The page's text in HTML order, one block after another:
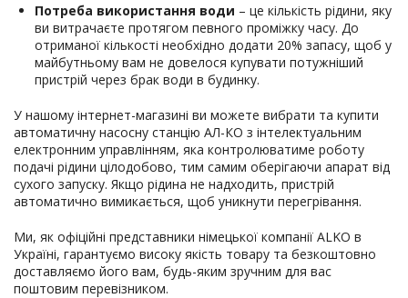
Потреба використання води – це кількість рідини, яку
ви витрачаєте протягом певного проміжку часу. До
отриманої кількості необхідно додати 20% запасу, щоб у
майбутньому вам не довелося купувати потужніший
пристрій через брак води в будинку.
У нашому інтернет-магазині ви можете вибрати та купити
автоматичну насосну станцію АЛ-КО з інтелектуальним
електронним управлінням, яка контролюватиме роботу
подачі рідини цілодобово, тим самим оберігаючи апарат від
сухого запуску. Якщо рідина не надходить, пристрій
автоматично вимикається, щоб уникнути перегрівання.
Ми, як офіційні представники німецької компанії ALKO в
Україні, гарантуємо високу якість товару та безкоштовно
доставляємо його вам, будь-яким зручним для вас
поштовим перевізником.